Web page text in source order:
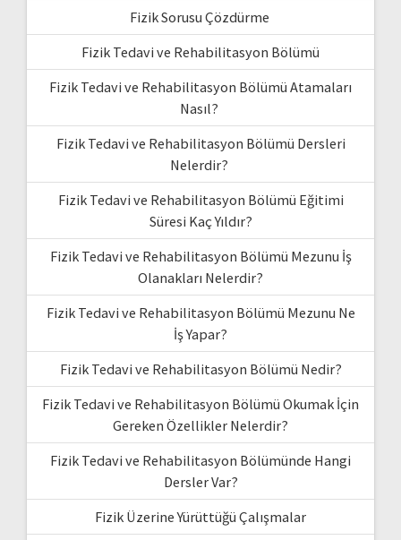
Fizik Sorusu Çözdürme
Fizik Tedavi ve Rehabilitasyon Bölümü
Fizik Tedavi ve Rehabilitasyon Bölümü Atamaları
Nasıl?
Fizik Tedavi ve Rehabilitasyon Bölümü Dersleri
Nelerdir?
Fizik Tedavi ve Rehabilitasyon Bölümü Eğitimi
Süresi Kaç Yıldır?
Fizik Tedavi ve Rehabilitasyon Bölümü Mezunu İş
Olanakları Nelerdir?
Fizik Tedavi ve Rehabilitasyon Bölümü Mezunu Ne
İş Yapar?
Fizik Tedavi ve Rehabilitasyon Bölümü Nedir?
Fizik Tedavi ve Rehabilitasyon Bölümü Okumak İçin
Gereken Özellikler Nelerdir?
Fizik Tedavi ve Rehabilitasyon Bölümünde Hangi
Dersler Var?
Fizik Üzerine Yürüttüğü Çalışmalar